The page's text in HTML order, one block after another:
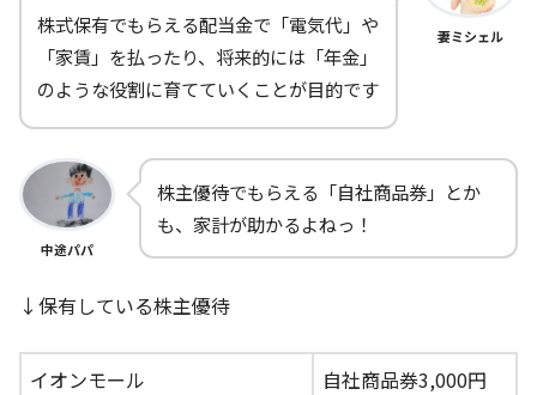
株式保有でもらえる配当金で「電気代」や
「家賃」を払ったり、将来的には「年金」
のような役割に育てていくことが目的です
妻ミシェル
中途パパ
株主優待でもらえる「自社商品券」とか
も、家計が助かるよねっ！
↓保有している株主優待
イオンモール
自社商品券3,000円